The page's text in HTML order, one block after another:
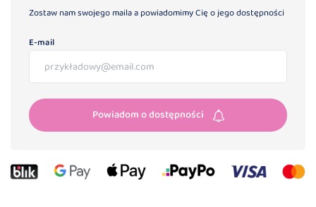
Zostaw nam swojego maila a powiadomimy Cię o jego dostępności
E-mail
Powiadom o dostępności